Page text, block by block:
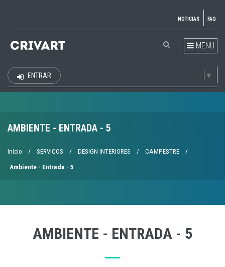
NOTICIAS FAQ
MENU
▼
ENTRAR
AMBIENTE - ENTRADA - 5
Início / SERVIÇOS / DESIGN INTERIORES / CAMPESTRE /
Ambiente - Entrada - 5
AMBIENTE - ENTRADA - 5